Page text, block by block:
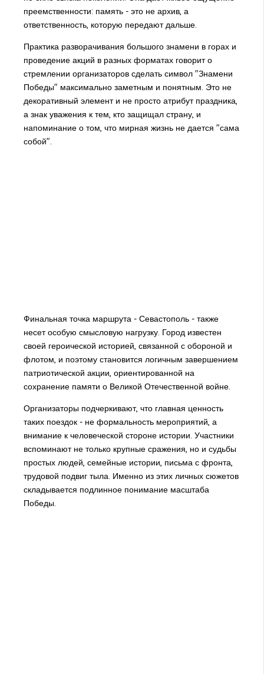
преемственности: память - это не архив, а
ответственность, которую передают дальше.
Практика разворачивания большого знамени в горах и
проведение акций в разных форматах говорит о
стремлении организаторов сделать символ "Знамени
Победы" максимально заметным и понятным. Это не
декоративный элемент и не просто атрибут праздника,
а знак уважения к тем, кто защищал страну, и
напоминание о том, что мирная жизнь не дается "сама
собой".
Финальная точка маршрута - Севастополь - также
несет особую смысловую нагрузку. Город известен
своей героической историей, связанной с обороной и
флотом, и поэтому становится логичным завершением
патриотической акции, ориентированной на
сохранение памяти о Великой Отечественной войне.
Организаторы подчеркивают, что главная ценность
таких поездок - не формальность мероприятий, а
внимание к человеческой стороне истории. Участники
вспоминают не только крупные сражения, но и судьбы
простых людей, семейные истории, письма с фронта,
трудовой подвиг тыла. Именно из этих личных сюжетов
складывается подлинное понимание масштаба
Победы.